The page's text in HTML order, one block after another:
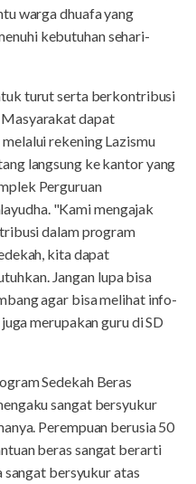
warga dhuafa yang
kebutuhan sehari-
turut serta berkontribusi
Masyarakat dapat
rekening Lazismu
langsung ke kantor yang
Perguruan
"Kami mengajak
dalam program
kita dapat
Jangan lupa bisa
agar bisa melihat info-
merupakan guru di SD
Sedekah Beras
sangat bersyukur
Perempuan berusia 50
beras sangat berarti
sangat bersyukur atas